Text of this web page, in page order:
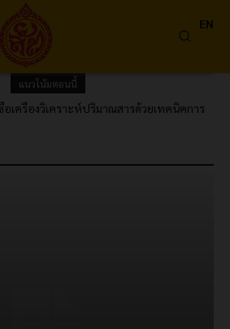
EN
แนวโน้มตอนนี้
รื่องวิเคราะห์ปริมาณสารด้วยเทคนิคการ
สนอราคา ซื้อสิทธิโปรแกรมคอมพิวเตอร์